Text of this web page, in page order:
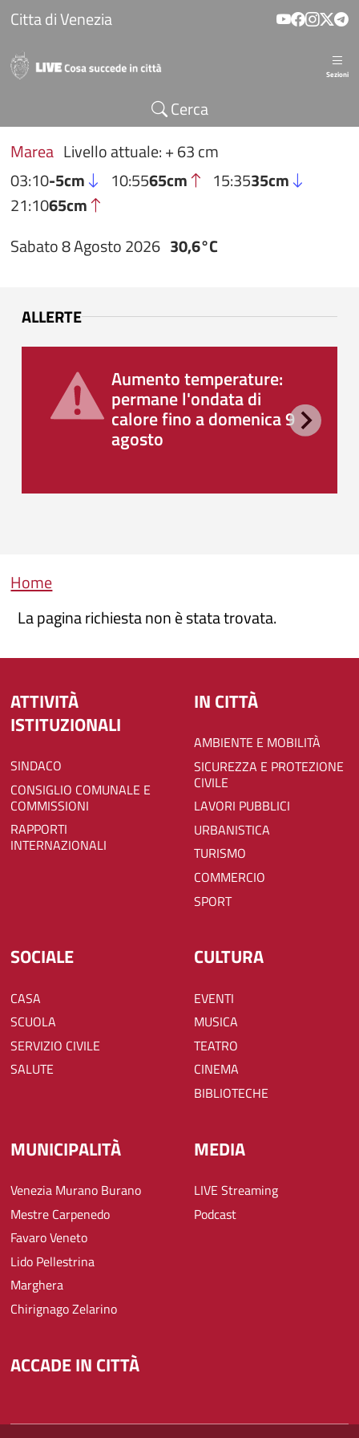
Salta al contenuto principale
Citta di Venezia
Sezioni
Cerca
Marea Livello attuale: + 63 cm
03:10-5cm 10:5565cm 15:3535cm
21:1065cm
Sabato 8 Agosto 2026 30,6°C
ALLERTE
Aumento temperature:
permane l'ondata di
calore fino a domenica 9
agosto
Briciole di pane
Home
La pagina richiesta non è stata trovata.
ATTIVITÀ
ISTITUZIONALI
SINDACO
CONSIGLIO COMUNALE E
COMMISSIONI
RAPPORTI
INTERNAZIONALI
IN CITTÀ
AMBIENTE E MOBILITÀ
SICUREZZA E PROTEZIONE
CIVILE
LAVORI PUBBLICI
URBANISTICA
TURISMO
COMMERCIO
SPORT
SOCIALE
CASA
SCUOLA
SERVIZIO CIVILE
SALUTE
CULTURA
EVENTI
MUSICA
TEATRO
CINEMA
BIBLIOTECHE
MUNICIPALITÀ
Venezia Murano Burano
Mestre Carpenedo
Favaro Veneto
Lido Pellestrina
Marghera
Chirignago Zelarino
MEDIA
LIVE Streaming
Podcast
ACCADE IN CITTÀ